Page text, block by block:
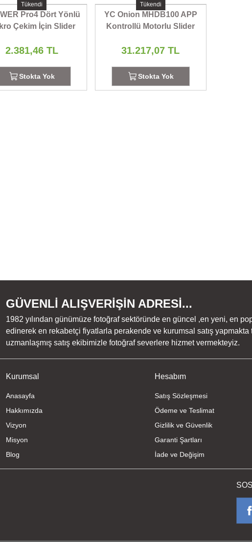
Tükendi
Pro4 Dört Yönlü
Çekim İçin Slider
2.381,46 TL
Stokta Yok
Tükendi
YC Onion MHDB100 APP
Kontrollü Motorlu Slider
31.217,07 TL
Stokta Yok
GÜVENLİ ALIŞVERİŞİN ADRESİ...
1982 yılından günümüze fotoğraf sektöründe en güncel ,en yeni, en
edinerek en rekabetçi fiyatlarla perakende ve kurumsal satış yapmakta
uzmanlaşmış satış ekibimizle fotoğraf severlere hizmet vermekteyiz.
Kurumsal
Anasayfa
Hakkımızda
Vizyon
Misyon
Blog
Hesabım
Satış Sözleşmesi
Ödeme ve Teslimat
Gizlilik ve Güvenlik
Garanti Şartları
İade ve Değişim